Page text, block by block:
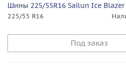
Шины 225/55R16 Sailun Ice Blazer
225/55 R16
Под заказ